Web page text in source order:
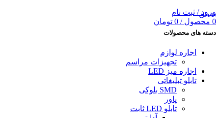
ورود / ثبت نام
0 محصول /
0 تومان
بستن
دسته های محصولات
اجاره لوازم
تجهیزات مراسم
اجاره میز LED
تابلو تبلیغاتى
SMD بلوکی
پاور
تابلو LED ثابت